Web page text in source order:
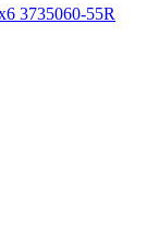
3735060-55R